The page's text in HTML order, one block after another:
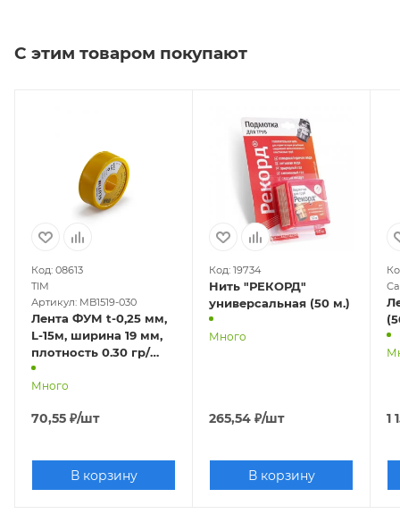
С этим товаром покупают
Код: 08613
TIM
Артикул: MB1519-030
Лента ФУМ t-0,25 мм,
L-15м, ширина 19 мм,
плотность 0.30 гр/
см3, до 3/4"
Много
70,55 ₽/шт
В корзину
Код: 19734
Нить "РЕКОРД"
универсальная (50 м.)
Много
265,54 ₽/шт
В корзину
1